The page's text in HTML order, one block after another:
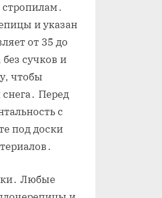
и указан
от 35 до
сучков и
чтобы
Перед
с
под доски
Любые